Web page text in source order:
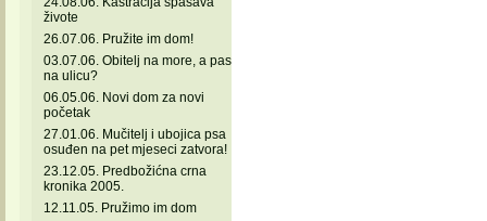
živote
26.07.06. Pružite im dom!
03.07.06. Obitelj na more, a pas
na ulicu?
06.05.06. Novi dom za novi
početak
27.01.06. Mučitelj i ubojica psa
osuđen na pet mjeseci zatvora!
23.12.05. Predbožićna crna
kronika 2005.
12.11.05. Pružimo im dom